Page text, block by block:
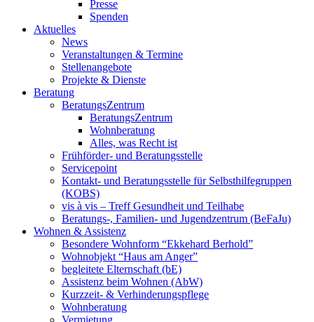
Presse
Spenden
Aktuelles
News
Veranstaltungen & Termine
Stellenangebote
Projekte & Dienste
Beratung
BeratungsZentrum
BeratungsZentrum
Wohnberatung
Alles, was Recht ist
Frühförder- und Beratungsstelle
Servicepoint
Kontakt- und Beratungsstelle für Selbsthilfegruppen
(KOBS)
vis à vis – Treff Gesundheit und Teilhabe
Beratungs-, Familien- und Jugendzentrum (BeFaJu)
Wohnen & Assistenz
Besondere Wohnform “Ekkehard Berhold”
Wohnobjekt “Haus am Anger”
begleitete Elternschaft (bE)
Assistenz beim Wohnen (AbW)
Kurzzeit- & Verhinderungspflege
Wohnberatung
Vermietung